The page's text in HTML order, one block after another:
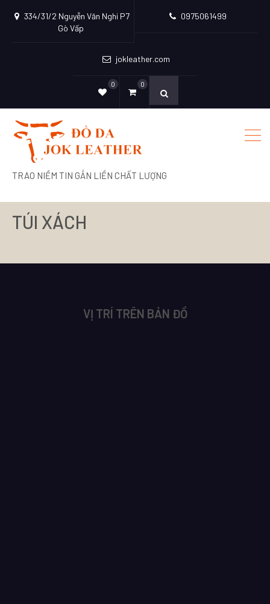
334/31/2 Nguyễn Văn Nghi P7
Gò Vấp
0975061499
jokleather.com
0 0
TRAO NIỀM TIN GẮN LIỀN CHẤT LƯỢNG
TÚI XÁCH
VỊ TRÍ TRÊN BẢN ĐỒ